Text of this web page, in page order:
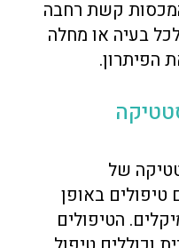
המכסות קשת רחבה
בעיה או מחלה
הפיתרון.
של
טיפולים באופן
הטיפולים